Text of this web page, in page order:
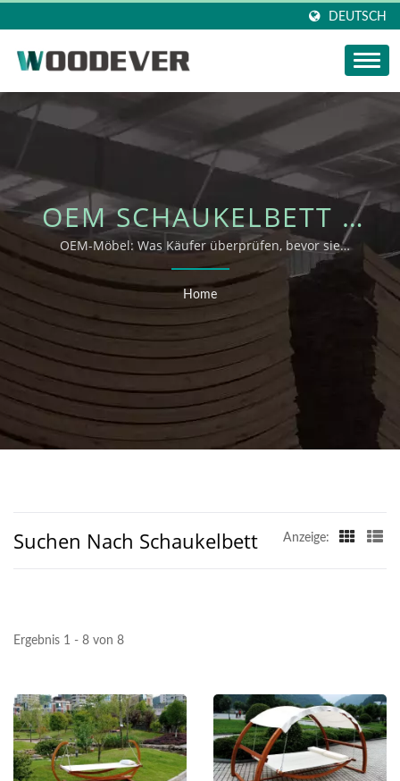
DEUTSCH
OEM SCHAUKELBETT |
WOODEVER OUTDOOR-
KOLLEKTIONEN
OEM-Möbel: Was Käufer überprüfen, bevor sie
OEM/ODM-Unterstützung anfordern
Home
Suchen Nach Schaukelbett Anzeige:
Ergebnis 1 - 8 von 8